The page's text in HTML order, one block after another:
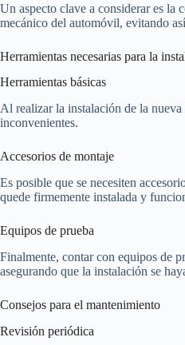
Un aspecto clave a considerar es la
mecánico del automóvil, evitando
Herramientas necesarias para la
Herramientas básicas
Al realizar la instalación de la nueva
inconvenientes.
Accesorios de montaje
Es posible que se necesiten
quede firmemente instalada y
Equipos de prueba
Finalmente, contar con equipos de
asegurando que la instalación se
Consejos para el mantenimiento
Revisión periódica